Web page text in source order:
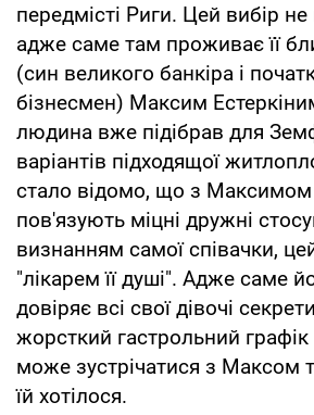
передмісті Риги. Цей вибір
адже саме там проживає її
(син великого банкіра і
бізнесмен) Максим
людина вже підібрав для
варіантів підходящої
стало відомо, що з
пов'язують міцні дружні
визнанням самої співачки,
"лікарем її душі". Адже саме
довіряє всі свої дівочі
жорсткий гастрольний графік
може зустрічатися з Максом
їй хотілося.